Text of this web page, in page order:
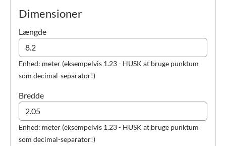
Dimensioner
Længde
Enhed: meter (eksempelvis 1.23 - HUSK at bruge punktum
som decimal-separator!)
Bredde
Enhed: meter (eksempelvis 1.23 - HUSK at bruge punktum
som decimal-separator!)